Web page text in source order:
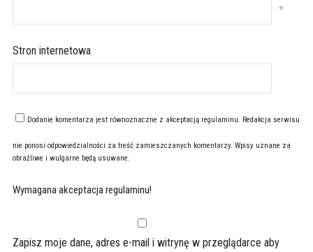
*
Stron internetowa
Dodanie komentarza jest równoznaczne z akceptacją regulaminu. Redakcja serwisu
nie ponosi odpowiedzialności za treść zamieszczanych komentarzy. Wpisy uznane za
obraźliwe i wulgarne będą usuwane.
Wymagana akceptacja regulaminu!
Zapisz moje dane, adres e-mail i witrynę w przeglądarce aby